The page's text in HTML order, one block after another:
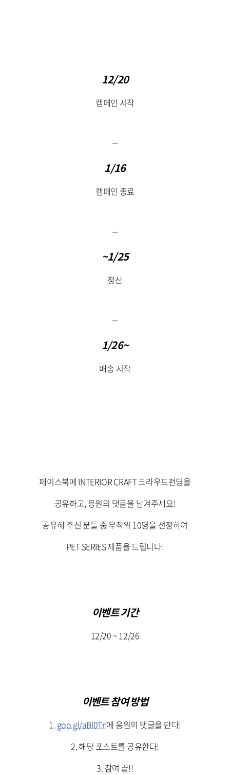
12/20
캠페인 시작
1/16
캠페인 종료
~1/25
정산
​
1/26~
배송 시작
페이스북에 INTERIOR CRAFT 크라우드펀딩을
공유하고, 응원의 댓글을 남겨주세요!
공유해 주신 분들 중 무작위 10명을 선정하여
PET SERIES 제품을 드립니다!
이벤트 기간
12/20 ~ 12/26
이벤트 참여 방법
1. goo.gl/aBl0Tn에 응원의 댓글을 단다!
2. 해당 포스트를 공유한다!
3. 참여 끝!!